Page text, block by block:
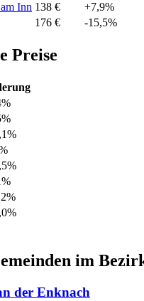
Inn 138 €
+7,9%
176 € -15,5%
Preise
im
der Enknach